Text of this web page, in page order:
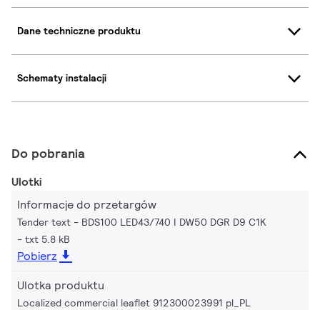
Dane techniczne produktu
Schematy instalacji
Do pobrania
Ulotki
Informacje do przetargów
Tender text - BDS100 LED43/740 I DW50 DGR D9 C1K
txt 5.8 kB
Pobierz
Ulotka produktu
Localized commercial leaflet 912300023991 pl_PL